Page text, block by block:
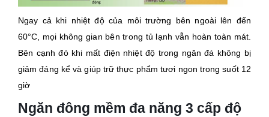
Ngay cả khi nhiệt độ của môi trường bên ngoài lên đến
60°C, mọi không gian bên trong tủ lạnh vẫn hoàn toàn mát.
Bên cạnh đó khi mất điện nhiệt độ trong ngăn đá không bị
giảm đáng kể và giúp trữ thực phẩm tươi ngon trong suốt 12
giờ
Ngăn đông mềm đa năng 3 cấp độ